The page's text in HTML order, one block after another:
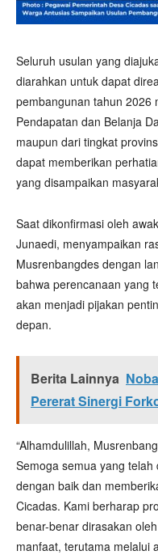
Seluruh usulan yang
diarahkan untuk dapat
pembangunan tahun 2026
Pendapatan dan Belanja
maupun dari tingkat
dapat memberikan
yang disampaikan
Saat dikonfirmasi oleh
Junaedi, menyampaikan
Musrenbangdes dengan
bahwa perencanaan yang
akan menjadi pijakan
depan.
Berita Lainnya
Pererat Sinergi
“Alhamdulillah,
Semoga semua yang
dengan baik dan
Cicadas. Kami berharap
benar-benar dirasakan
manfaat, terutama melalui